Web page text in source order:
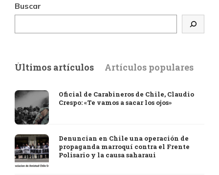
Buscar
Últimos artículos Artículos populares
Oficial de Carabineros de Chile, Claudio
Crespo: «Te vamos a sacar los ojos»
Denuncian en Chile una operación de
propaganda marroquí contra el Frente
Polisario y la causa saharaui